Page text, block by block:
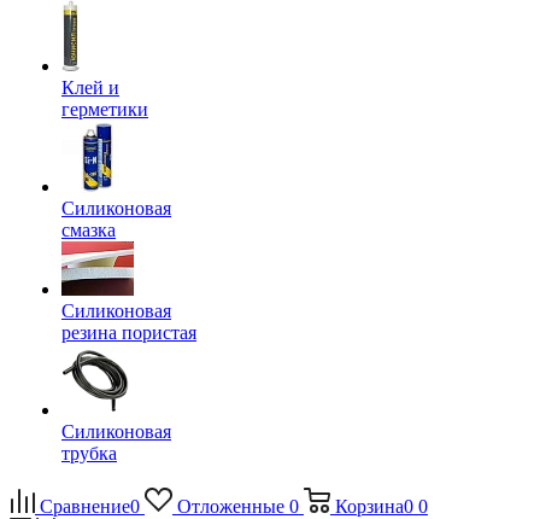
Клей и
герметики
Силиконовая
смазка
Силиконовая
резина пористая
Силиконовая
трубка
Сравнение0 Отложенные 0 Корзина0 0